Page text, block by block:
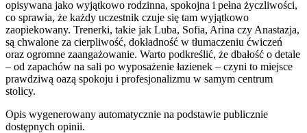
opisywana jako wyjątkowo rodzinna, spokojna i pełna życzliwości,
co sprawia, że każdy uczestnik czuje się tam wyjątkowo
zaopiekowany. Trenerki, takie jak Luba, Sofia, Arina czy Anastazja,
są chwalone za cierpliwość, dokładność w tłumaczeniu ćwiczeń
oraz ogromne zaangażowanie. Warto podkreślić, że dbałość o detale
– od zapachów na sali po wyposażenie łazienek – czyni to miejsce
prawdziwą oazą spokoju i profesjonalizmu w samym centrum
stolicy.
Opis wygenerowany automatycznie na podstawie publicznie
dostępnych opinii.